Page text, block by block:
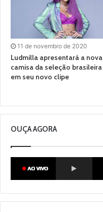
11 de novembro de 2020
Ludmilla apresentará a nova
camisa da seleção brasileira
em seu novo clipe
OUÇA AGORA